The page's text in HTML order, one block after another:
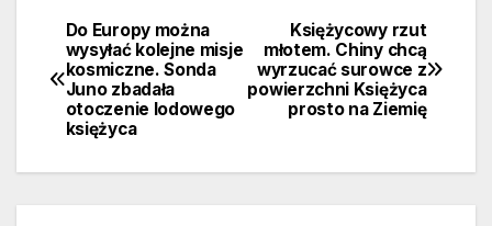
Nawigacja
wpisu
Księżycowy rzut
młotem. Chiny chcą
wyrzucać surowce z
powierzchni Księżyca
prosto na Ziemię
Do Europy można
wysyłać kolejne misje
kosmiczne. Sonda
Juno zbadała
otoczenie lodowego
księżyca